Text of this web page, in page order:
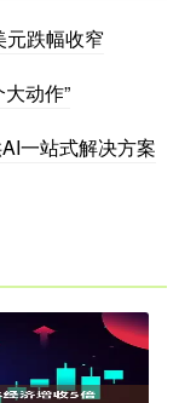
跌幅收窄
动作”
一站式解决方案